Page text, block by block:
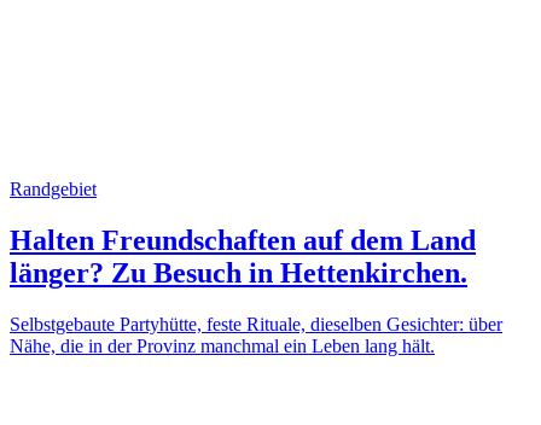
Randgebiet
Halten Freundschaften auf dem Land
länger? Zu Besuch in Hettenkirchen.
Selbstgebaute Partyhütte, feste Rituale, dieselben Gesichter: über
Nähe, die in der Provinz manchmal ein Leben lang hält.